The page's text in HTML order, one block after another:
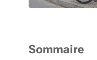
Sommaire